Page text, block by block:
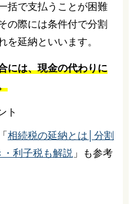
括で支払うことが困難
の際には条件付で分割
を延納といいます。
には、現金の代わりに
相続税の延納とは│分割
利子税も解説 」も参考